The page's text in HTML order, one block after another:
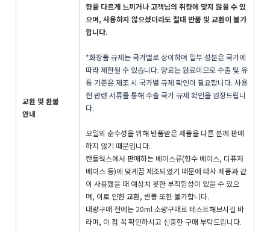
교환 및 환불
안내
향을 다르게 느끼거나 고객님의 취향에 맞지 않을 수 있
으며, 사용하지 않으셨더라도 절대 반품 및 교환이 불가
합니다.
*화장품 규제는 국가별로 상이하며 일부 성분은 국가에
따라 제한될 수 있습니다. 향료는 원료이므로 수출 및 유
통 기준은 제조 시 국가별 규제 확인이 필요합니다. 사용
전 관련 서류를 통해 수출 국가 규제 확인을 권장드립니
다.
오일의 순수성을 위해 반품받은 제품을 다른 분께 판매
하지 않기 때문입니다.
캔들웍스에서 판매하는 베이스류(향수 베이스, 디퓨저
베이스 등)에 맞게끔 제조되었기 때문에 타사 제품과 같
이 사용했을 때 예상치 못한 부적합성이 있을 수 있으
며, 이로 인한 교환, 반품 또한 불가합니다.
대량구매 전에는 20ml 소량구매로 테스트해보시길 바
라며, 이 점 꼭 확인하시고 신중한 구매 부탁드립니다.